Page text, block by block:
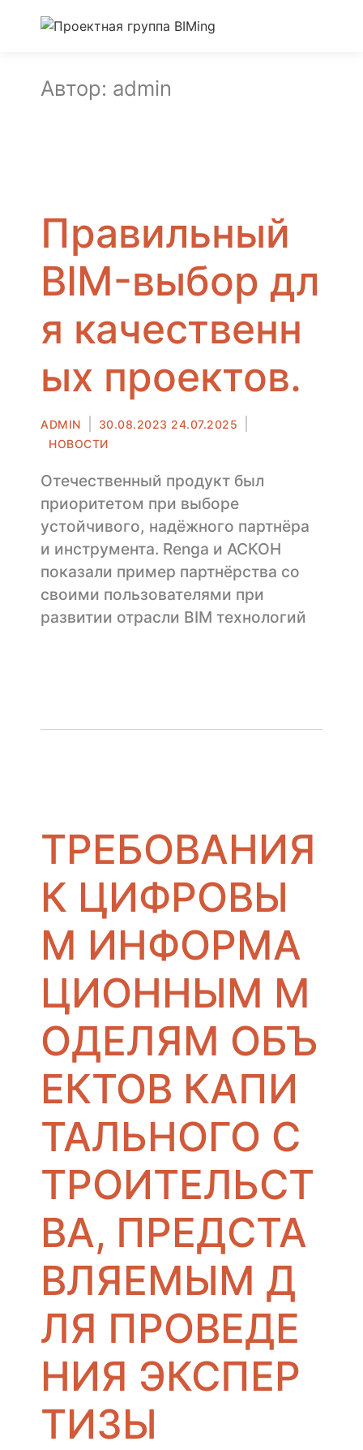
Автор: admin
Правильный
BIM-выбор дл
я качественн
ых проектов.
Автор
ADMIN 30.08.2023 24.07.2025
НОВОСТИ
Отечественный продукт был
приоритетом при выборе
устойчивого, надёжного партнёра
и инструмента. Renga и АСКОН
показали пример партнёрства со
своими пользователями при
развитии отрасли BIM технологий
ТРЕБОВАНИЯ
К ЦИФРОВЫ
М ИНФОРМА
ЦИОННЫМ М
ОДЕЛЯМ ОБЪ
ЕКТОВ КАПИ
ТАЛЬНОГО С
ТРОИТЕЛЬСТ
ВА, ПРЕДСТА
ВЛЯЕМЫМ Д
ЛЯ ПРОВЕДЕ
НИЯ ЭКСПЕР
ТИЗЫ